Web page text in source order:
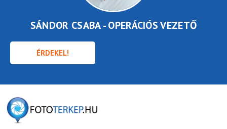
ÉRDEKEL!
SÁNDOR CSABA - OPERÁCIÓS VEZETŐ